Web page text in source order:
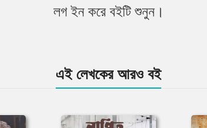
লগ ইন করে বইটি শুনুন।
এই লেখকের আরও বই